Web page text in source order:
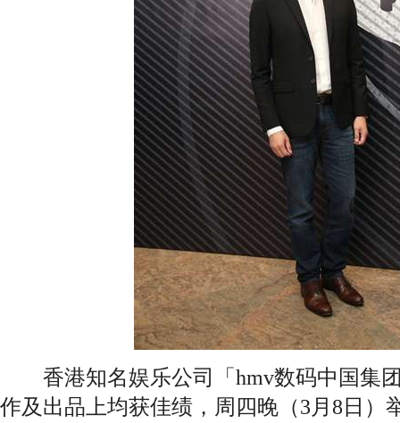
香港知名娱乐公司「hmv数码中国集
作及出品上均获佳绩，周四晚（3月8日）